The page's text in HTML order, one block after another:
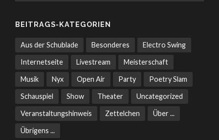
BEITRAGS-KATEGORIEN
Aus der Schublade Besonderes Electro Swing
Internetseite Livestream Meisterschaft
Musik Nyx Open Air Party Poetry Slam
Schauspiel Show Theater Uncategorized
Veranstaltungshinweis Zettelchen Über ...
Übrigens ...